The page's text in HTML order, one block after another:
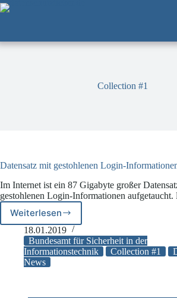
Zum
Inhalt
Collection #1
Datensatz mit gestohlenen Login-
Im Internet ist ein 87 Gigabyte großer
gestohlenen Login-Informationen
Weiterlesen
Datensatz
mit
gestohlenen
Login-
Informationen
18.01.2019
Bundesamt für Sicherheit in der
Informationstechnik
Collection #1
News